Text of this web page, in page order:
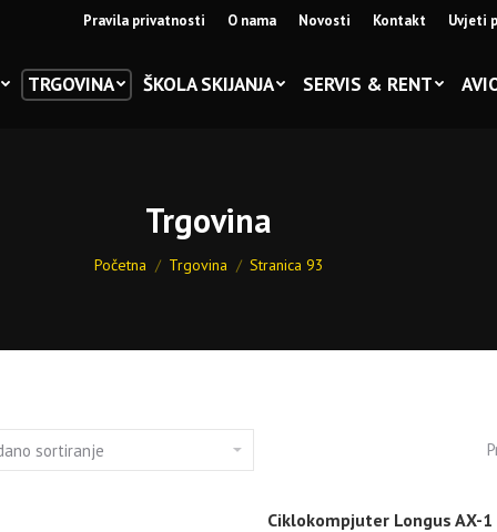
Pravila privatnosti O nama Novosti Kontakt Uvjeti
TRGOVINA ŠKOLA SKIJANJA SERVIS & RENT
Trgovina
You are here:
Početna Trgovina Stranica 93
Ciklokompjuter Longus AX-